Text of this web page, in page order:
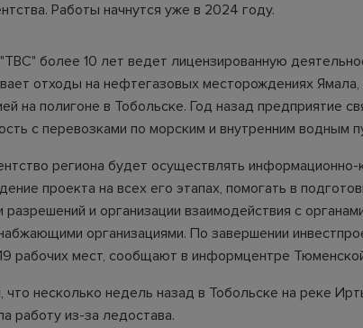
Работы начнутся уже в 2024 году.
более 10 лет ведет лицензированную
отходы на нефтегазовых месторождениях Ямала,
на полигоне в Тобольске. Год назад предприятие
с перевозками по морским и внутренним водным
региона будет осуществлять информационно-
проекта на всех его этапах, помогать в
разрешений и организации взаимодействия с
организациями. По завершении
рабочих мест, сообщают в информцентре
что несколько недель назад в Тобольске на реке
работу из-за ледостава.